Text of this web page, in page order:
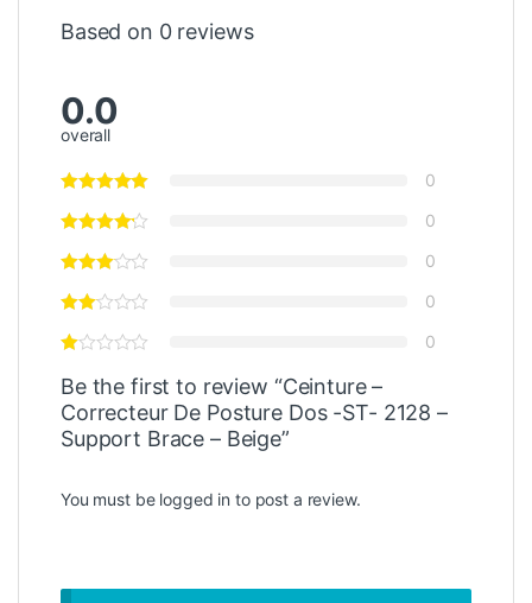
Based on 0 reviews
0.0
overall
0
0
0
0
0
Be the first to review “Ceinture –
Correcteur De Posture Dos -ST- 2128 –
Support Brace – Beige”
You must be logged in to post a review.